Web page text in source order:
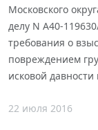
Московского
делу N А40-
требования о
повреждением
исковой
22 июля 2016